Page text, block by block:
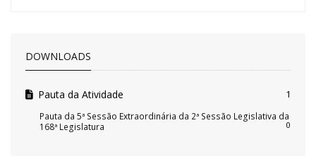
DOWNLOADS
Pauta da Atividade 1
Pauta da 5ª Sessão Extraordinária da 2ª Sessão Legislativa da
168ª Legislatura
0